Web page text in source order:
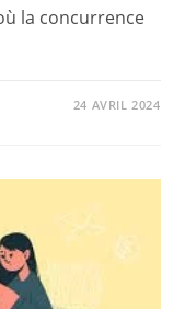
la concurrence
24 AVRIL 2024